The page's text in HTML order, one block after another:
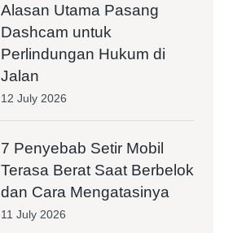
Alasan Utama Pasang
Dashcam untuk
Perlindungan Hukum di
Jalan
12 July 2026
7 Penyebab Setir Mobil
Terasa Berat Saat Berbelok
dan Cara Mengatasinya
11 July 2026